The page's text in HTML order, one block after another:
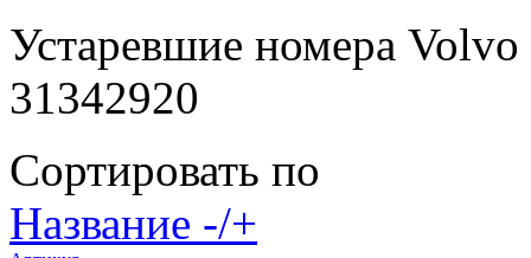
Устаревшие номера
31342920
Сортировать по
Название -/+